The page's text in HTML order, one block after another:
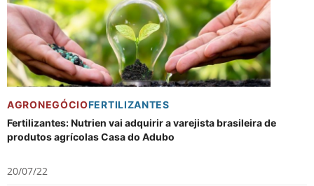
AGRONEGÓCIOFERTILIZANTES
Fertilizantes: Nutrien vai adquirir a varejista brasileira de
produtos agrícolas Casa do Adubo
20/07/22